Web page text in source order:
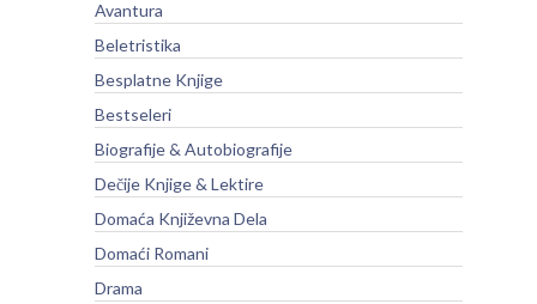
Avantura
Beletristika
Besplatne Knjige
Bestseleri
Biografije & Autobiografije
Dečije Knjige & Lektire
Domaća Književna Dela
Domaći Romani
Drama